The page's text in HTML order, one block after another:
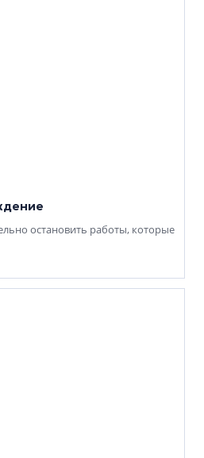
остановить работы, которые